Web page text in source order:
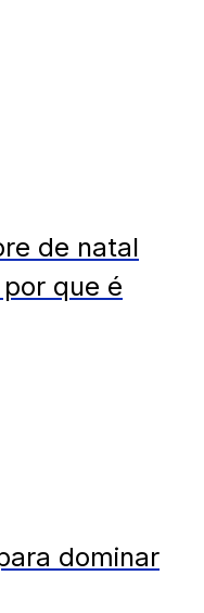
de natal
que é
dominar